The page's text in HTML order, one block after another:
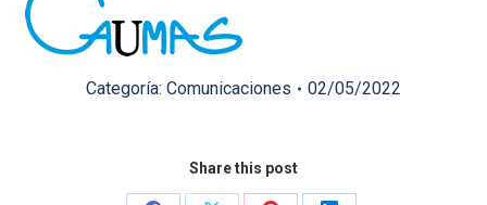
Categoría: Comunicaciones 02/05/2022
Share this post